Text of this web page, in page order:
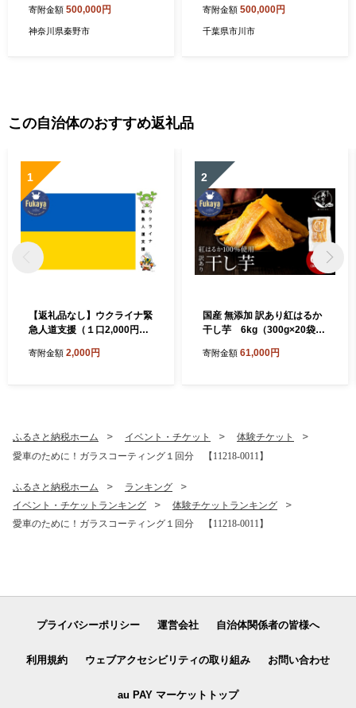
ス コート ザ・ネオ ザ・グロ
ウ認定店 ファインラボ セラ
寄附金額 500,000円
神奈川県秦野市
寄附金額 500,000円
千葉県市川市
この自治体のおすすめ返礼品
1
【返礼品なし】ウクライナ緊
急人道支援（１口2,000円よ
寄附金額 2,000円
2
国産 無添加 訳あり紅はるか
干し芋 6kg（300g×20袋）
寄附金額 61,000円
ふるさと納税ホーム イベント・チケット
体験チケット
愛車のために！ガラスコーティング１回分 【11218-0011】
ふるさと納税ホーム
ランキング
イベント・チケットランキング
体験チケットランキング
愛車のために！ガラスコーティング１回分 【11218-0011】
プライバシーポリシー 運営会社 自治体関係者の皆様へ
利用規約 ウェブアクセシビリティの取り組み お問い合わせ
au PAY マーケットトップ